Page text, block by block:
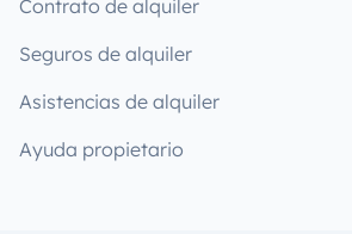
Contrato de alquiler
Seguros de alquiler
Asistencias de alquiler
Ayuda propietario